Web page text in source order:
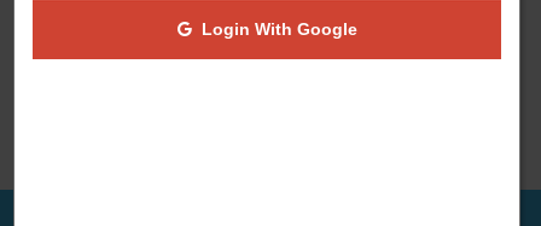
international shipping for customers Commission : Non
commisson item 0% Sale item 6% Regular item 9% Required
Login With Google